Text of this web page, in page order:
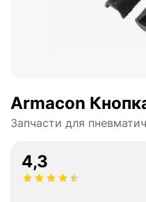
Armacon
Запчасти для
4,3